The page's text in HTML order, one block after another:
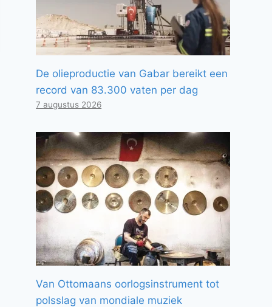
De olieproductie van Gabar bereikt een
record van 83.300 vaten per dag
7 augustus 2026
Van Ottomaans oorlogsinstrument tot
polsslag van mondiale muziek